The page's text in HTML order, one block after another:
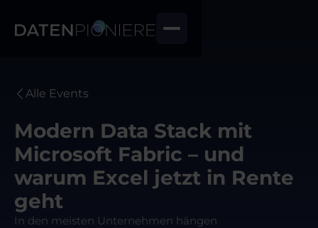
Alle Events
Modern Data Stack mit
Microsoft Fabric – und
warum Excel jetzt in Rente
geht
In den meisten Unternehmen hängen